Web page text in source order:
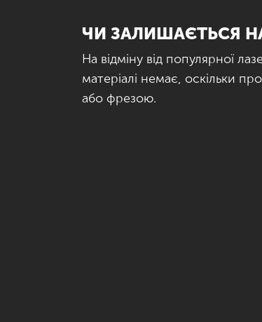
ЧИ ЗАЛИШАЄТЬСЯ
На відміну від популярної
матеріалі немає, оскільки
або фрезою.